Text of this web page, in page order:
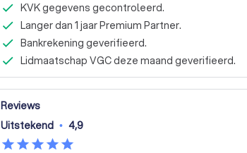
KVK gegevens gecontroleerd.
Langer dan 1 jaar Premium Partner.
Bankrekening geverifieerd.
Lidmaatschap VGC deze maand geverifieerd.
Reviews
Uitstekend • 4,9